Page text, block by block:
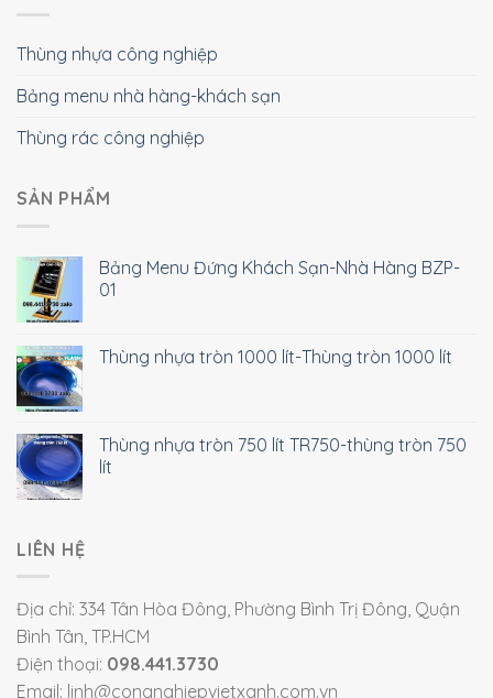
Thùng nhựa công nghiệp
Bảng menu nhà hàng-khách sạn
Thùng rác công nghiệp
SẢN PHẨM
Bảng Menu Đứng Khách Sạn-Nhà Hàng BZP-
01
Thùng nhựa tròn 1000 lít-Thùng tròn 1000 lít
Thùng nhựa tròn 750 lít TR750-thùng tròn 750
lít
LIÊN HỆ
Địa chỉ: 334 Tân Hòa Đông, Phường Bình Trị Đông, Quận
Bình Tân, TP.HCM
Điện thoại: 098.441.3730
Email: linh@congnghiepvietxanh.com.vn